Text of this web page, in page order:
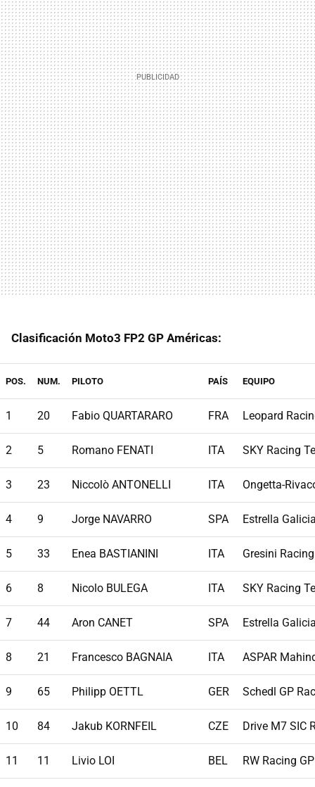
Clasificación Moto3 FP2 GP Américas:
POS. NUM. PILOTO PAÍS EQUIPO
1 20 Fabio QUARTARARO FRA Leopard
2 5 Romano FENATI ITA SKY Racing
3 23 Niccolò ANTONELLI ITA Ongetta-
4 9 Jorge NAVARRO SPA Estrella
5 33 Enea BASTIANINI ITA Gresini
6 8 Nicolo BULEGA ITA SKY Racing
7 44 Aron CANET SPA Estrella
8 21 Francesco BAGNAIA ITA ASPAR
9 65 Philipp OETTL GER Schedl GP
10 84 Jakub KORNFEIL CZE Drive M7 SIC
11 11 Livio LOI BEL RW Racing